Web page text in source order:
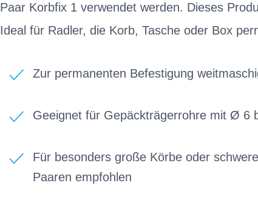
Paar Korbfix 1 verwendet werden. Dieses
Ideal für Radler, die Korb, Tasche oder Box
Zur permanenten Befestigung
Geeignet für Gepäckträgerrohre mit Ø 6
Für besonders große Körbe oder
Paaren empfohlen